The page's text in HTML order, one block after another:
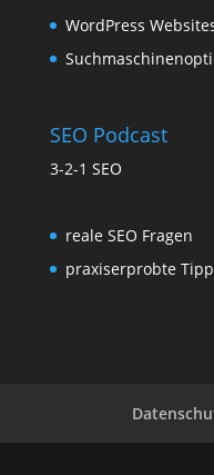
WordPress
SEO Podcast
3-2-1 SEO
reale SEO Fragen
praxiserprobte